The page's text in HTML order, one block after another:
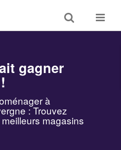
Toggle
search
Toggle
gagner
à
: Trouvez
magasins